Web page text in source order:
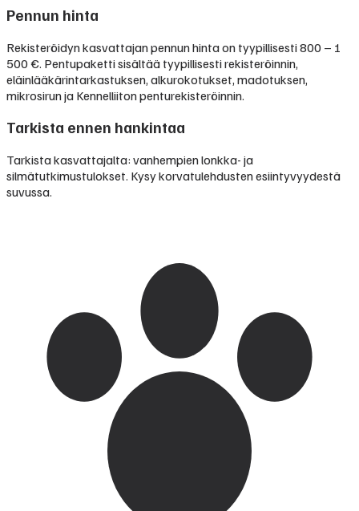
Pennun hinta
Rekisteröidyn kasvattajan pennun hinta on tyypillisesti800 – 1
500 €. Pentupaketti sisältää tyypillisesti rekisteröinnin,
eläinlääkärintarkastuksen, alkurokotukset, madotuksen,
mikrosirun ja Kennelliiton penturekisteröinnin.
Tarkista ennen hankintaa
Tarkista kasvattajalta: vanhempien lonkka- ja
silmätutkimustulokset. Kysy korvatulehdusten esiintyvyydestä
suvussa.